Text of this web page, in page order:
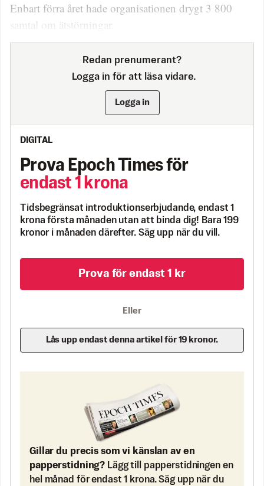
Enbart förra året hade organisationen drygt 3 800
samtal om ätstörningar.
Redan prenumerant?
Logga in för att läsa vidare.
Logga in
DIGITAL
Prova Epoch Times för
endast 1 krona
Tidsbegränsat introduktionserbjudande, endast 1
krona första månaden utan att binda dig! Bara 199
kronor i månaden därefter. Säg upp när du vill.
Prova för endast 1 kr
Eller
Lås upp endast denna artikel för 19 kronor.
Gillar du precis som vi känslan av en
papperstidning? Lägg till papperstidningen en
hel månad för endast 1 krona. Säg upp när du